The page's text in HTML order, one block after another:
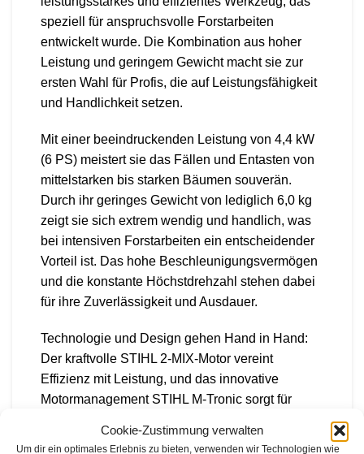
Cookie-Zustimmung verwalten
Um dir ein optimales Erlebnis zu bieten, verwenden wir Technologien wie
speziell für anspruchsvolle Forstarbeiten
entwickelt wurde. Die Kombination aus hoher
Leistung und geringem Gewicht macht sie zur
ersten Wahl für Profis, die auf Leistungsfähigkeit
und Handlichkeit setzen.
Mit einer beeindruckenden Leistung von 4,4 kW
(6 PS) meistert sie das Fällen und Entasten von
mittelstarken bis starken Bäumen souverän.
Durch ihr geringes Gewicht von lediglich 6,0 kg
zeigt sie sich extrem wendig und handlich, was
bei intensiven Forstarbeiten ein entscheidender
Vorteil ist. Das hohe Beschleunigungsvermögen
und die konstante Höchstdrehzahl stehen dabei
für ihre Zuverlässigkeit und Ausdauer.
Technologie und Design gehen Hand in Hand:
Der kraftvolle STIHL 2-MIX-Motor vereint
Effizienz mit Leistung, und das innovative
Motormanagement STIHL M-Tronic sorgt für